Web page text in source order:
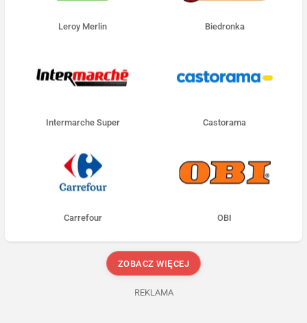
Leroy Merlin Biedronka
Intermarche Super Castorama
Carrefour OBI
ZOBACZ WIĘCEJ
REKLAMA